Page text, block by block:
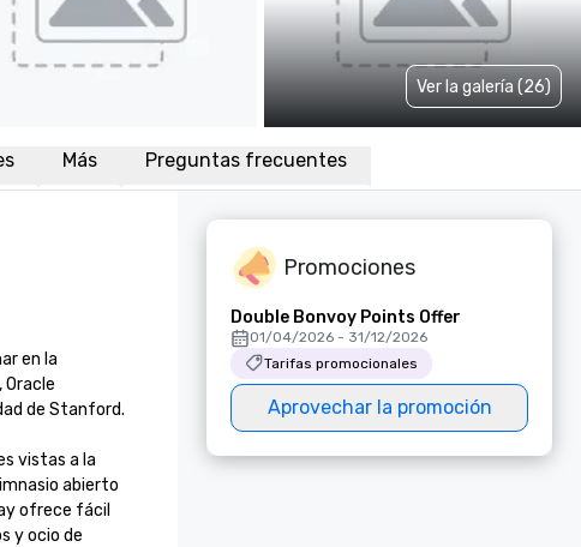
Ver la galería (26)
Más Preguntas frecuentes
en la
de Stanford.
vistas a la
abierto
ofrece fácil
y ocio de
Promociones
Double Bonvoy Points Offer
01/04/2026 - 31/12/2026
Tarifas promocionales
Aprovechar la promoción